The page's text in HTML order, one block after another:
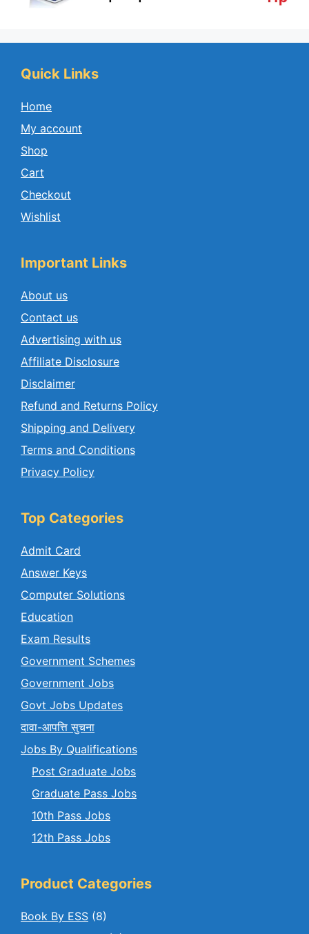
Quick Links
Home
My account
Shop
Cart
Checkout
Wishlist
Important Links
About us
Contact us
Advertising with us
Affiliate Disclosure
Disclaimer
Refund and Returns Policy
Shipping and Delivery
Terms and Conditions
Privacy Policy
Top Categories
Admit Card
Answer Keys
Computer Solutions
Education
Exam Results
Government Schemes
Government Jobs
Govt Jobs Updates
दावा-आपत्ति सुचना
Jobs By Qualifications
Post Graduate Jobs
Graduate Pass Jobs
10th Pass Jobs
12th Pass Jobs
Product Categories
Book By ESS (8)